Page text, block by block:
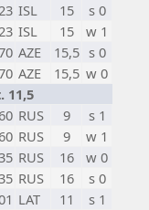
ISL 15
s 0
ISL 15
w 1
AZE 15,5 s 0
AZE 15,5 w 0
11,5
RUS 9
s 1
RUS 9
w 1
RUS 16
w 0
RUS 16
s 0
LAT 11
s 1